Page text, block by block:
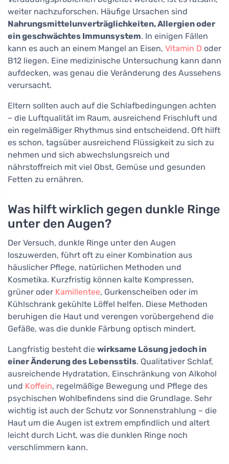
weiter nachzuforschen. Häufige Ursachen sind
Nahrungsmittelunverträglichkeiten, Allergien oder
ein geschwächtes Immunsystem. In einigen Fällen
kann es auch an einem Mangel an Eisen, Vitamin D oder
B12 liegen. Eine medizinische Untersuchung kann dann
aufdecken, was genau die Veränderung des Aussehens
verursacht.
Eltern sollten auch auf die Schlafbedingungen achten
– die Luftqualität im Raum, ausreichend Frischluft und
ein regelmäßiger Rhythmus sind entscheidend. Oft hilft
es schon, tagsüber ausreichend Flüssigkeit zu sich zu
nehmen und sich abwechslungsreich und
nährstoffreich mit viel Obst, Gemüse und gesunden
Fetten zu ernähren.
Was hilft wirklich gegen dunkle Ringe
unter den Augen?
Der Versuch, dunkle Ringe unter den Augen
loszuwerden, führt oft zu einer Kombination aus
häuslicher Pflege, natürlichen Methoden und
Kosmetika. Kurzfristig können kalte Kompressen,
grüner oder Kamillentee, Gurkenscheiben oder im
Kühlschrank gekühlte Löffel helfen. Diese Methoden
beruhigen die Haut und verengen vorübergehend die
Gefäße, was die dunkle Färbung optisch mindert.
Langfristig besteht die wirksame Lösung jedoch in
einer Änderung des Lebensstils. Qualitativer Schlaf,
ausreichende Hydratation, Einschränkung von Alkohol
und Koffein, regelmäßige Bewegung und Pflege des
psychischen Wohlbefindens sind die Grundlage. Sehr
wichtig ist auch der Schutz vor Sonnenstrahlung – die
Haut um die Augen ist extrem empfindlich und altert
leicht durch Licht, was die dunklen Ringe noch
verschlimmern kann.